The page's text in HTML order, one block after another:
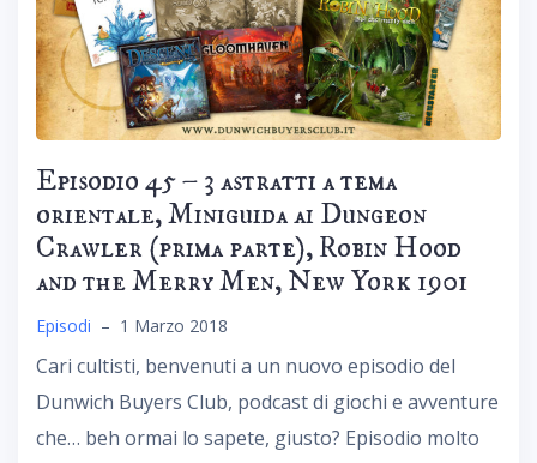
Episodio 45 – 3 astratti a tema
orientale, Miniguida ai Dungeon
Crawler (prima parte), Robin Hood
and the Merry Men, New York 1901
Episodi – 1 Marzo 2018
Cari cultisti, benvenuti a un nuovo episodio del
Dunwich Buyers Club, podcast di giochi e avventure
che… beh ormai lo sapete, giusto? Episodio molto